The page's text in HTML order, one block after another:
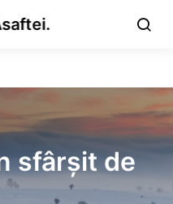
sfârșit de